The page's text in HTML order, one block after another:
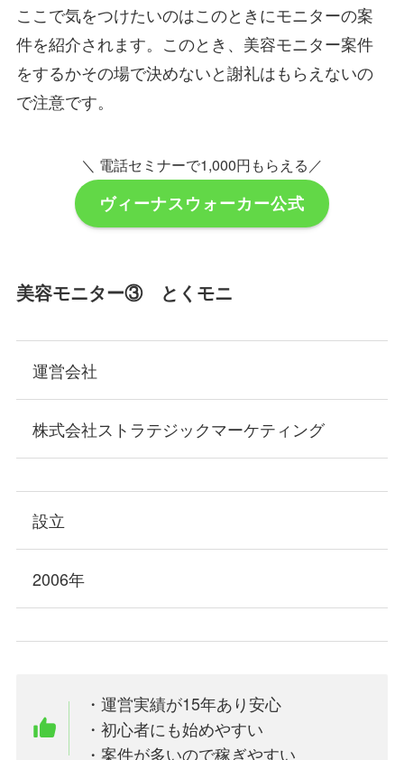
ここで気をつけたいのはこのときにモニターの案
件を紹介されます。このとき、美容モニター案件
をするかその場で決めないと謝礼はもらえないの
で注意です。
＼ 電話セミナーで1,000円もらえる／
ヴィーナスウォーカー公式
美容モニター③ とくモニ
運営会社
株式会社ストラテジックマーケティング
設立
2006年
・運営実績が15年あり安心
・初心者にも始めやすい
・案件が多いので稼ぎやすい